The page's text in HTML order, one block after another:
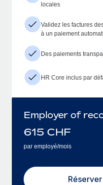
locales
Validez les factures
à un paiement
Des paiements
HR Core inclus par
Employer of
615 CHF
par employé/mois